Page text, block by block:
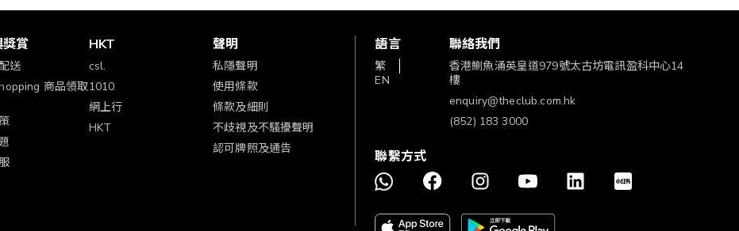
賞
送
商品領取
HKT
csl.
1010
網上行
HKT
聲明
私隱聲明
使用條款
條款及細則
不歧視及不騷擾聲明
認可牌照及通告
語言
繁
EN
聯絡我們
香港鰂魚涌英皇道979號太古坊電訊盈科中心14
樓
enquiry@theclub.com.hk
(852) 183 3000
聯繫方式